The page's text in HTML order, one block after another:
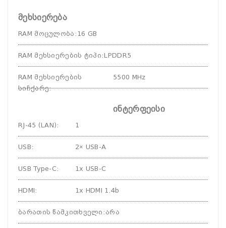
მეხსიერება
RAM მოცულობა : 16 GB
RAM მეხსიერების ტიპი:LPDDR5
RAM მეხსიერების
სიჩქარე:
5500 MHz
ინტერფეისი
RJ-45 (LAN): 1
USB: 2× USB‑A
USB Type-C: 1x USB-C
HDMI: 1x HDMI 1.4b
ბარათის წამკითხველი : არა